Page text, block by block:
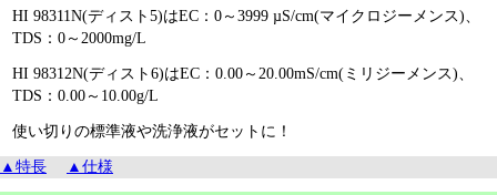
HI 98311N(ディスト5)はEC：0～3999 µS/cm(マイクロジーメンス)、
TDS：0～2000mg/L
HI 98312N(ディスト6)はEC：0.00～20.00mS/cm(ミリジーメンス)、
TDS：0.00～10.00g/L
使い切りの標準液や洗浄液がセットに！
▲特長 ▲仕様